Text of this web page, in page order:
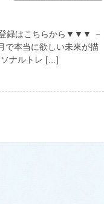
録はこちらから▼▼▼ －
で本当に欲しい未來が描
ソナルトレ […]